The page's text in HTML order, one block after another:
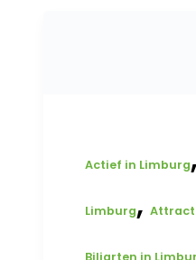
Actief in Limburg
Limburg,